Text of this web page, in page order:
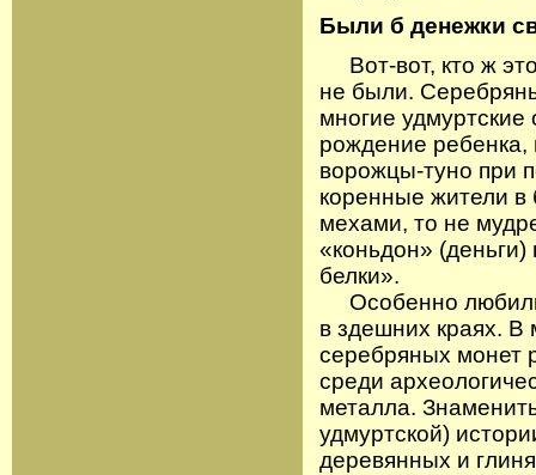
Были б денежки
Вот-вот, кто ж
не были.
многие
рождение ребенка,
ворожцы-туно при
коренные жители
мехами, то не
«коньдон»
белки».
Особенно любили
в здешних краях. В
серебряных монет
среди
металла.
удмуртской)
деревянных и